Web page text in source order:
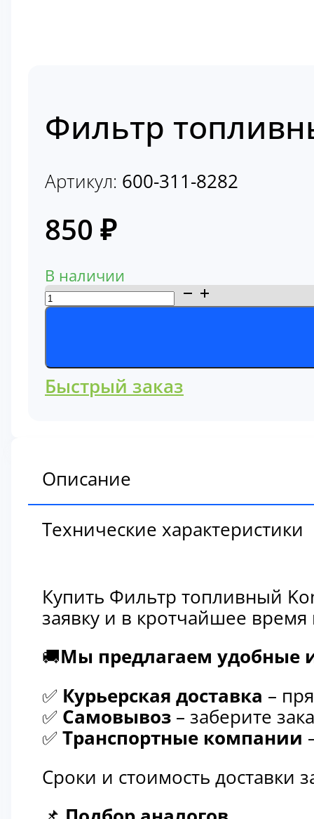
Фильтр
Артикул: 600-311-8282
850 ₽
В наличии
Количество
товара
топливный
Komatsu
600-
Быстрый заказ
Описание
Технические характеристики
Купить Фильтр топливный
заявку и в кротчайшее
🚚Мы предлагаем удобные
✅ Курьерская доставка –
✅ Самовывоз – заберите
✅ Транспортные компании
Сроки и стоимость доставки